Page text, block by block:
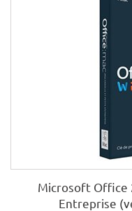
Microsoft Office
Entreprise